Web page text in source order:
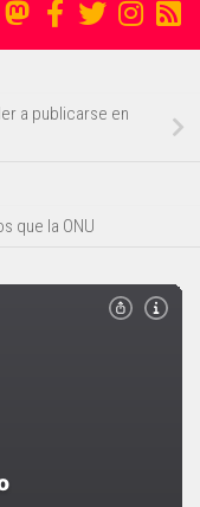
a publicarse en
que la ONU